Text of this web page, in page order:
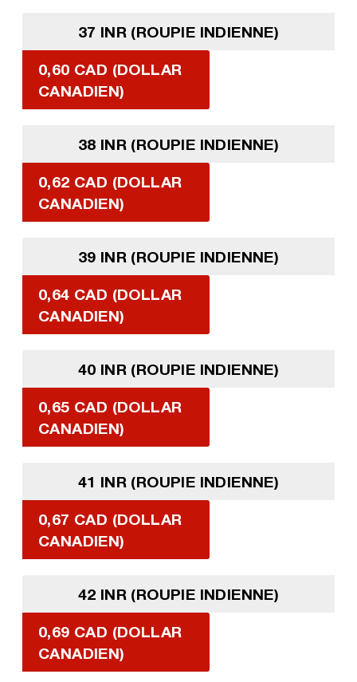
37 INR (ROUPIE INDIENNE)
0,60 CAD (DOLLAR
CANADIEN)
38 INR (ROUPIE INDIENNE)
0,62 CAD (DOLLAR
CANADIEN)
39 INR (ROUPIE INDIENNE)
0,64 CAD (DOLLAR
CANADIEN)
40 INR (ROUPIE INDIENNE)
0,65 CAD (DOLLAR
CANADIEN)
41 INR (ROUPIE INDIENNE)
0,67 CAD (DOLLAR
CANADIEN)
42 INR (ROUPIE INDIENNE)
0,69 CAD (DOLLAR
CANADIEN)